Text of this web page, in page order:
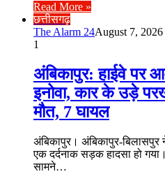
Read More »
छत्तीसगढ़
The Alarm 24August 7, 2026
1
अंबिकापुर: हाईवे पर
इनोवा, कार के उड़े
मौत, 7 घायल
अंबिकापुर। अंबिकापुर-बिलासपुर
एक दर्दनाक सड़क हादसा हो
सामने…